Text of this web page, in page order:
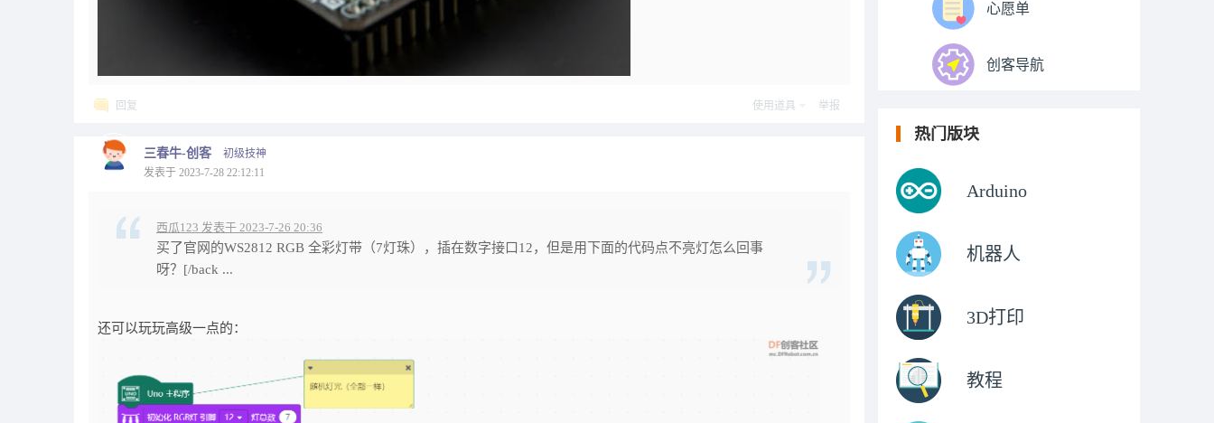
回复 使用道具 举报
三春牛-创客
初级技神
发表于 2023-7-28 22:12:11
西瓜123 发表于 2023-7-26 20:36
买了官网的WS2812 RGB 全彩灯带（7灯珠），插在数字接口12，但是用下面的代码点不亮灯怎么回事
呀？[/back ...
还可以玩玩高级一点的：
心愿单
创客导航
热门版块
Arduino
机器人
3D打印
教程